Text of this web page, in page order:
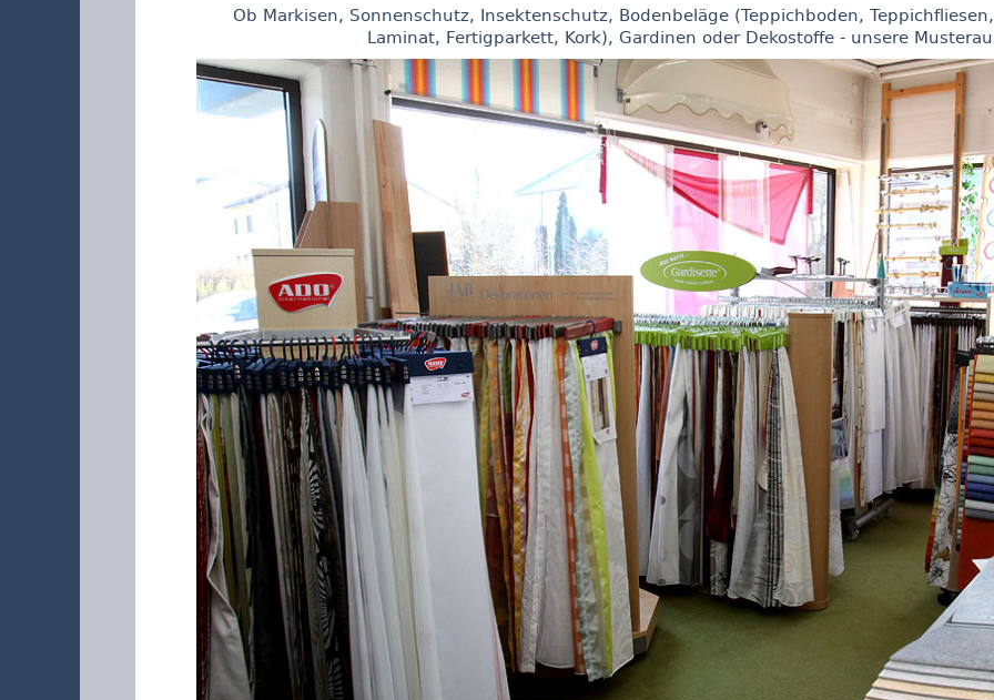
Ob Markisen, Sonnenschutz, Insektenschutz, Bodenbeläge (Teppichboden,
Laminat, Fertigparkett, Kork), Gardinen oder Dekostoffe - unsere